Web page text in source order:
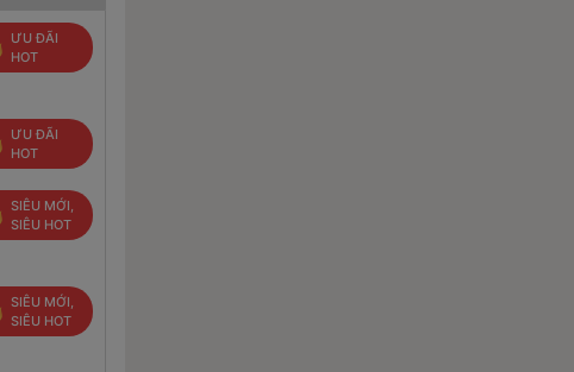
ƯU ĐÃI
HOT
ƯU ĐÃI
HOT
SIÊU MỚI,
SIÊU HOT
SIÊU MỚI,
SIÊU HOT